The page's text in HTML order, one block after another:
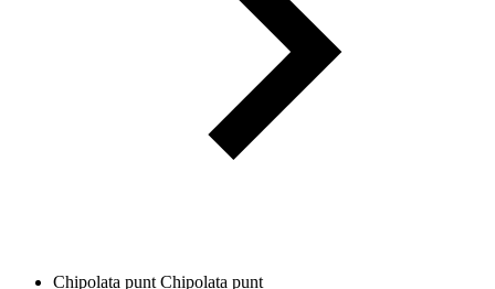
Chipolata punt Chipolata punt